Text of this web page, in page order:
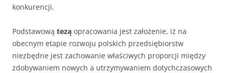
konkurencji.
Podstawową tezą opracowania jest założenie, iż na
obecnym etapie rozwoju polskich przedsiębiorstw
niezbędne jest zachowanie właściwych proporcji między
zdobywaniem nowych a utrzymywaniem dotychczasowych